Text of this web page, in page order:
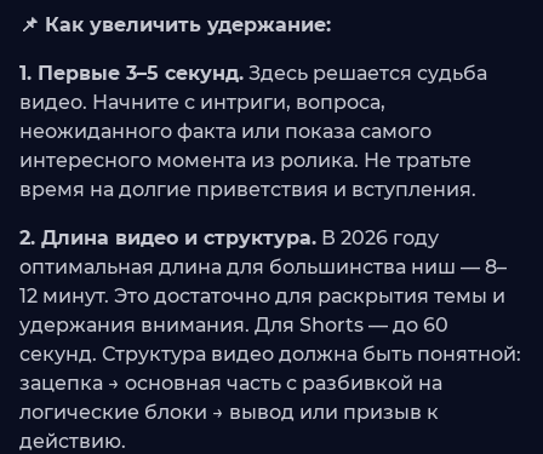
📌 Как увеличить удержание:
1. Первые 3–5 секунд. Здесь решается судьба
видео. Начните с интриги, вопроса,
неожиданного факта или показа самого
интересного момента из ролика. Не тратьте
время на долгие приветствия и вступления.
2. Длина видео и структура. В 2026 году
оптимальная длина для большинства ниш — 8–
12 минут. Это достаточно для раскрытия темы и
удержания внимания. Для Shorts — до 60
секунд. Структура видео должна быть понятной:
зацепка → основная часть с разбивкой на
логические блоки → вывод или призыв к
действию.